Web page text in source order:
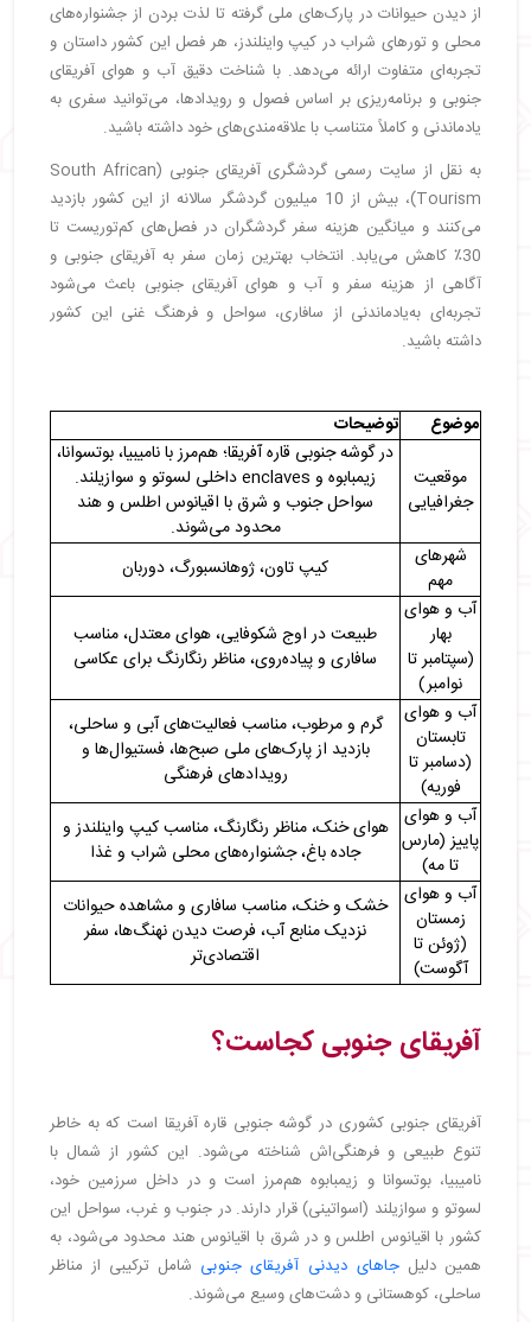
・ آفریقای جنوبی در تابستان (دسامبر تا فوریه)
・ آفریقای جنوبی در پاییز (مارس تا مه)
・ آفریقای جنوبی در زمستان (ژوئن تا آگوست)
・هزینه سفر به آفریقای جنوبی
・مناطق محبوب و هات بی آفریقای جنوبی
・1. کیپ تاون
・2. پارک ملی کروگر و پاتالالا
・ 3. جاده باغ آفریقایی
・4. کیپ واینلندز
・نکات کلیدی برای انتخاب بهترین زمان سفر به آفریقای
جنوبی
・ سخن پایانی
از دیدن حیوانات در پارک‌های ملی گرفته تا لذت بردن از جشنواره‌های
محلی و تورهای شراب در کیپ واینلندز، هر فصل این کشور داستان و
تجربه‌ای متفاوت ارائه می‌دهد. با شناخت دقیق آب و هوای آفریقای
جنوبی و برنامه‌ریزی بر اساس فصول و رویدادها، می‌توانید سفری به
یادماندنی و کاملاً متناسب با علاقه‌مندی‌های خود داشته باشید.
به نقل از سایت رسمی گردشگری آفریقای جنوبی (South African
Tourism)، بیش از 10 میلیون گردشگر سالانه از این کشور بازدید
می‌کنند و میانگین هزینه سفر گردشگران در فصل‌های کم‌توریست تا
30٪ کاهش می‌یابد. انتخاب بهترین زمان سفر به آفریقای جنوبی و
آگاهی از هزینه سفر و آب و هوای آفریقای جنوبی باعث می‌شود
تجربه‌ای به‌یادماندنی از سافاری، سواحل و فرهنگ غنی این کشور
داشته باشید.
موضوع
توضیحات
موقعیت
جغرافیایی
در گوشه جنوبی قاره آفریقا؛ هم‌مرز با نامیبیا، بوتسوانا،
زیمبابوه و enclaves داخلی لسوتو و سوازیلند.
سواحل جنوب و شرق با اقیانوس اطلس و هند
محدود می‌شوند.
شهرهای
مهم
کیپ تاون، ژوهانسبورگ، دوربان
آب و هوای
بهار
(سپتامبر تا
نوامبر)
طبیعت در اوج شکوفایی، هوای معتدل، مناسب
سافاری و پیاده‌روی، مناظر رنگارنگ برای عکاسی
آب و هوای
تابستان
(دسامبر تا
فوریه)
گرم و مرطوب، مناسب فعالیت‌های آبی و ساحلی،
بازدید از پارک‌های ملی صبح‌ها، فستیوال‌ها و
رویدادهای فرهنگی
آب و هوای
پاییز (مارس
تا مه)
هوای خنک، مناظر رنگارنگ، مناسب کیپ واینلندز و
جاده باغ، جشنواره‌های محلی شراب و غذا
آب و هوای
زمستان
(ژوئن تا
آگوست)
خشک و خنک، مناسب سافاری و مشاهده حیوانات
نزدیک منابع آب، فرصت دیدن نهنگ‌ها، سفر
اقتصادی‌تر
آفریقای جنوبی کجاست؟
آفریقای جنوبی کشوری در گوشه جنوبی قاره آفریقا است که به خاطر
تنوع طبیعی و فرهنگی‌اش شناخته می‌شود. این کشور از شمال با
نامیبیا، بوتسوانا و زیمبابوه هم‌مرز است و در داخل سرزمین خود،
لسوتو و سوازیلند (اسواتینی) قرار دارند. در جنوب و غرب، سواحل این
کشور با اقیانوس اطلس و در شرق با اقیانوس هند محدود می‌شود، به
همین دلیل جاهای دیدنی آفریقای جنوبی شامل ترکیبی از مناظر
ساحلی، کوهستانی و دشت‌های وسیع می‌شوند.